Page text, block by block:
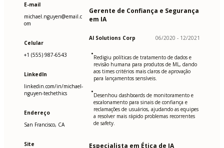
E-mail
michael.nguyen@email.c
om
Celular
+1 (555) 987-6543
LinkedIn
linkedin.com/in/michael-
nguyen-techethics
Endereço
San Francisco, CA
Site
Gerente de Confiança e Segurança
em IA
AI Solutions Corp 06/2020 - 12/2021
•Redigiu políticas de tratamento de dados e
revisão humana para produtos de ML, dando
aos times critérios mais claros de aprovação
para lançamentos sensíveis.
•Desenhou dashboards de monitoramento e
escalonamento para sinais de confiança e
reclamações de usuários, ajudando as equipes
a resolver mais rápido problemas recorrentes
de safety.
Especialista em Ética de IA